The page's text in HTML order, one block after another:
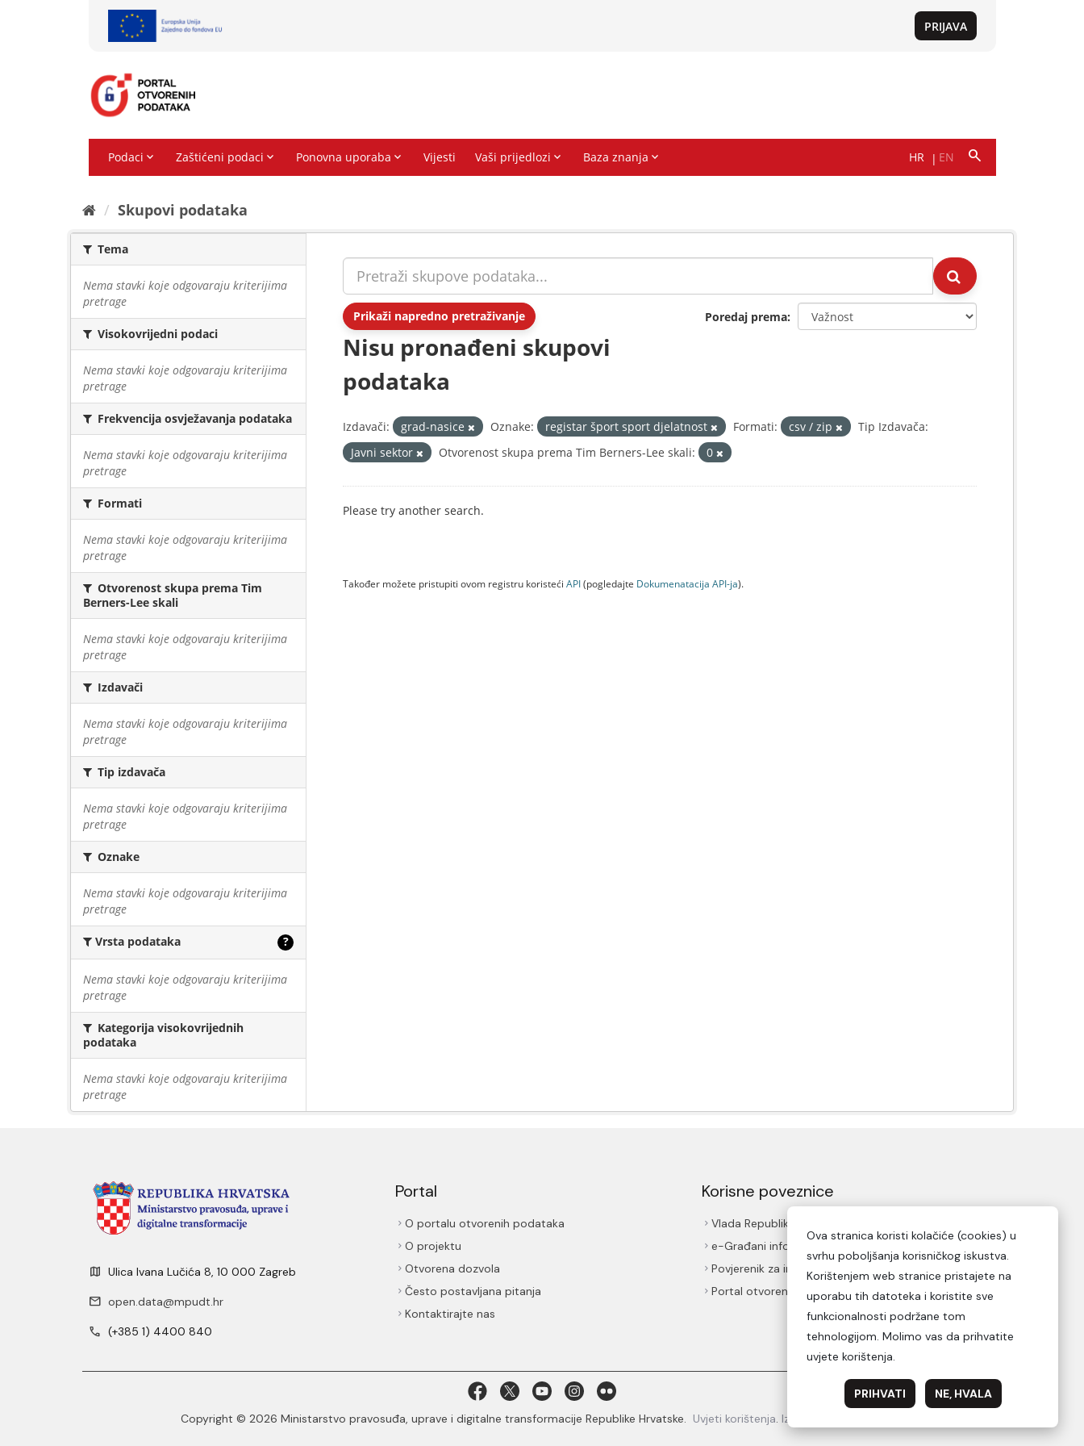
Skupovi podаtаkа
Tema
Nema stavki koje odgovaraju kriterijima
pretrage
Visokovrijedni podaci
Nema stavki koje odgovaraju kriterijima
pretrage
Frekvencija osvježavanja podataka
Nema stavki koje odgovaraju kriterijima
pretrage
Formati
Nema stavki koje odgovaraju kriterijima
pretrage
Otvorenost skupa prema Tim
Berners-Lee skali
Nema stavki koje odgovaraju kriterijima
pretrage
Izdavači
Nema stavki koje odgovaraju kriterijima
pretrage
Tip izdavača
Nema stavki koje odgovaraju kriterijima
pretrage
Oznake
Nema stavki koje odgovaraju kriterijima
pretrage
Vrsta podataka ?
Nema stavki koje odgovaraju kriterijima
pretrage
Kategorija visokovrijednih
podataka
Nema stavki koje odgovaraju kriterijima
pretrage
Prikaži napredno pretraživanje Poredaj prema
Nisu pronađeni skupovi
podataka
Izdavači: grad-nasice Oznake: registar šport sport djelatnost Formati: csv / zip
Tip Izdavača:
Javni sektor
Otvorenost skupa prema Tim Berners-Lee skali: 0
Please try another search.
Također možete pristupiti ovom registru koristeći API(pogledajte Dokumenаtаcijа API-jа).